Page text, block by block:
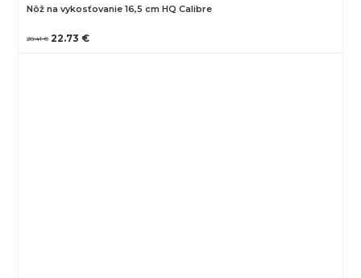
Nôž na vykosťovanie 16,5 cm HQ Calibre
28.41 € 22.73 €